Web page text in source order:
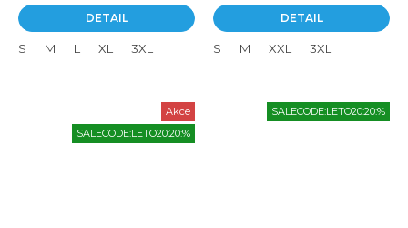
DETAIL
S M L XL 3XL
DETAIL
S M XXL 3XL
Akce
SALECODE:LETO20:20:%
SALECODE:LETO20:20:%